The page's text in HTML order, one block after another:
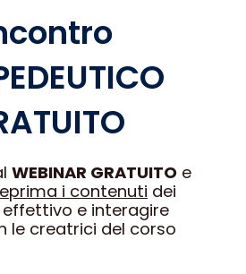
WEBINAR GRATUITO e
i contenuti dei
e interagire
le creatrici del corso